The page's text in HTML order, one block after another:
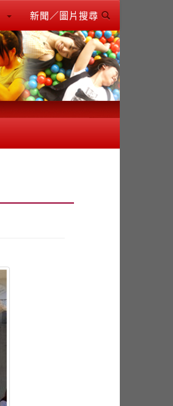
新聞／圖片搜尋